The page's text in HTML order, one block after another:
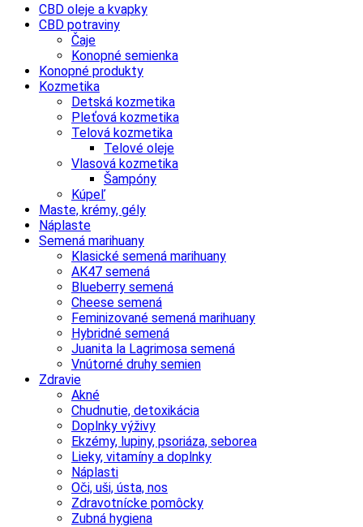
CBD oleje a kvapky
CBD potraviny
Čaje
Konopné semienka
Konopné produkty
Kozmetika
Detská kozmetika
Pleťová kozmetika
Telová kozmetika
Telové oleje
Vlasová kozmetika
Šampóny
Kúpeľ
Maste, krémy, gély
Náplaste
Semená marihuany
Klasické semená marihuany
AK47 semená
Blueberry semená
Cheese semená
Feminizované semená marihuany
Hybridné semená
Juanita la Lagrimosa semená
Vnútorné druhy semien
Zdravie
Akné
Chudnutie, detoxikácia
Doplnky výživy
Ekzémy, lupiny, psoriáza, seborea
Lieky, vitamíny a doplnky
Náplasti
Oči, uši, ústa, nos
Zdravotnícke pomôcky
Zubná hygiena